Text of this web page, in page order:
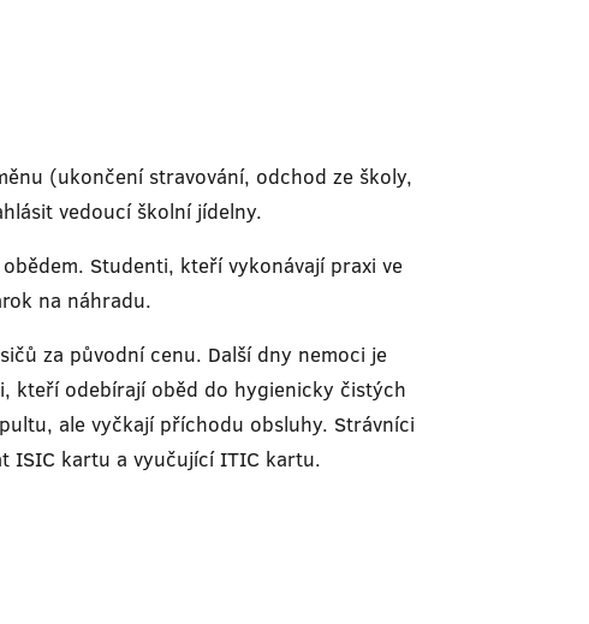
(ukončení stravování, odchod ze školy,
vedoucí školní jídelny.
Studenti, kteří vykonávají praxi ve
na náhradu.
za původní cenu. Další dny nemoci je
kteří odebírají oběd do hygienicky čistých
ale vyčkají příchodu obsluhy. Strávníci
ISIC kartu a vyučující ITIC kartu.